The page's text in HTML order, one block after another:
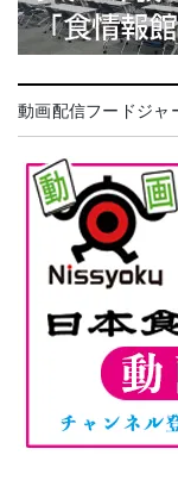
動画配信フードジャ